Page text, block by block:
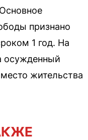
признано
1 год. На
осужденный
жительства